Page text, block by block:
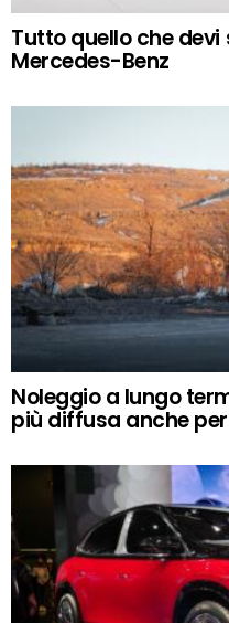
Tutto quello che
Mercedes-Benz
Noleggio a lungo
più diffusa anche